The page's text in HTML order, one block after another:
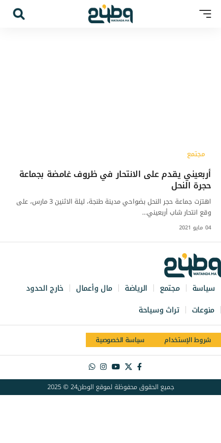
مجتمع
أربعيني يقدم على الانتحار في ظروف غامضة بجماعة
حجرة النحل
اهتزت جماعة حجر النحل بضواحي مدينة طنجة، ليلة الاثنين 3 مارس، على
وقع انتحار شاب أربعيني…
04 مايو 2021
سياسة مجتمع الرياضة مال وأعمال
خارج الحدود
منوعات
تراث وسياحة
شروط الإستخدام سياسة الخصوصية
جميع الحقوق محفوظة لموقع الوطن24 © 2025